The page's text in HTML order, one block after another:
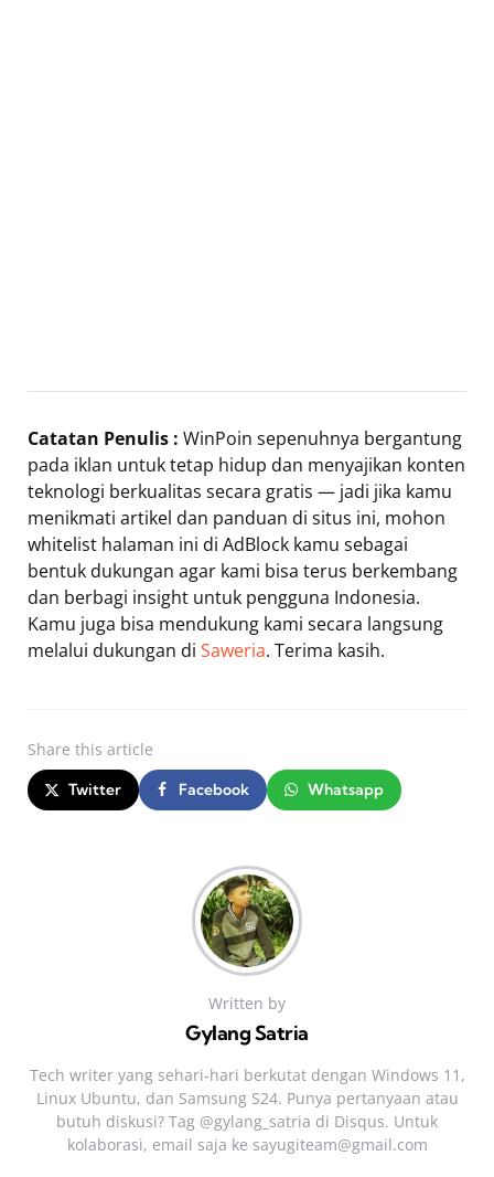
Catatan Penulis : WinPoin sepenuhnya bergantung
pada iklan untuk tetap hidup dan menyajikan konten
teknologi berkualitas secara gratis — jadi jika kamu
menikmati artikel dan panduan di situs ini, mohon
whitelist halaman ini di AdBlock kamu sebagai
bentuk dukungan agar kami bisa terus berkembang
dan berbagi insight untuk pengguna Indonesia.
Kamu juga bisa mendukung kami secara langsung
melalui dukungan di Saweria. Terima kasih.
Share this article
Twitter Facebook Whatsapp
Written by
Gylang Satria
Tech writer yang sehari‑hari berkutat dengan Windows 11,
Linux Ubuntu, dan Samsung S24. Punya pertanyaan atau
butuh diskusi? Tag @gylang_satria di Disqus. Untuk
kolaborasi, email saja ke sayugiteam@gmail.com